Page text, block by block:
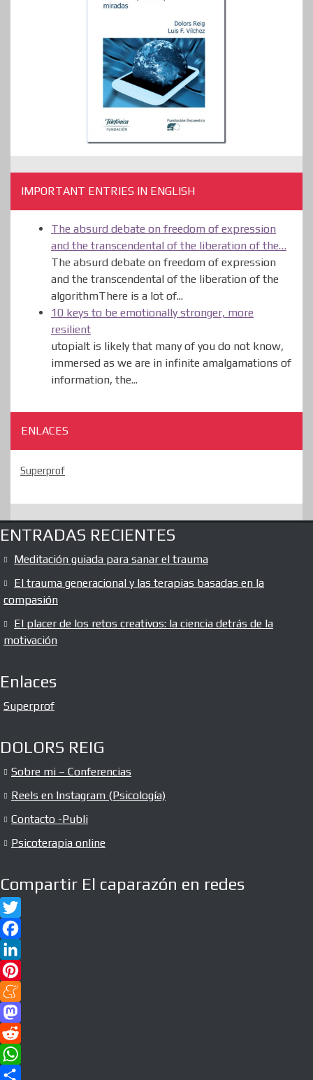
IMPORTANT ENTRIES IN ENGLISH
The absurd debate on freedom of expression
and the transcendental of the liberation of the…
The absurd debate on freedom of expression
and the transcendental of the liberation of the
algorithmThere is a lot of...
10 keys to be emotionally stronger, more
resilient
utopiaIt is likely that many of you do not know,
immersed as we are in infinite amalgamations of
information, the...
ENLACES
Superprof
ENTRADAS RECIENTES
Meditación guiada para sanar el trauma
El trauma generacional y las terapias basadas en la
compasión
El placer de los retos creativos: la ciencia detrás de la
motivación
Enlaces
Superprof
DOLORS REIG
Sobre mi – Conferencias
Reels en Instagram (Psicología)
Contacto -Publi
Psicoterapia online
Compartir El caparazón en redes
T
w
i
t
t
e
r
F
a
c
e
b
o
o
L
n
k
e
d
P
n
t
e
M
e
n
e
M
a
s
R
eW